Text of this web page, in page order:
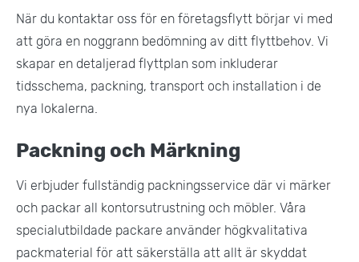
När du kontaktar oss för en företagsflytt börjar vi med
att göra en noggrann bedömning av ditt flyttbehov. Vi
skapar en detaljerad flyttplan som inkluderar
tidsschema, packning, transport och installation i de
nya lokalerna​.
Packning och Märkning
Vi erbjuder fullständig packningsservice där vi märker
och packar all kontorsutrustning och möbler. Våra
specialutbildade packare använder högkvalitativa
packmaterial för att säkerställa att allt är skyddat